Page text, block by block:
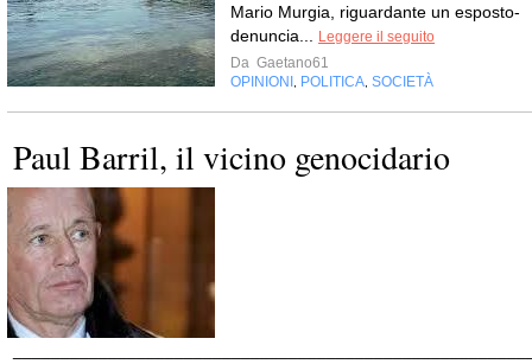
Mario Murgia, riguardante un esposto-
denuncia...
Leggere il seguito
Da Gaetano61
OPINIONI
POLITICA SOCIETÀ
Paul Barril, il vicino genocidario